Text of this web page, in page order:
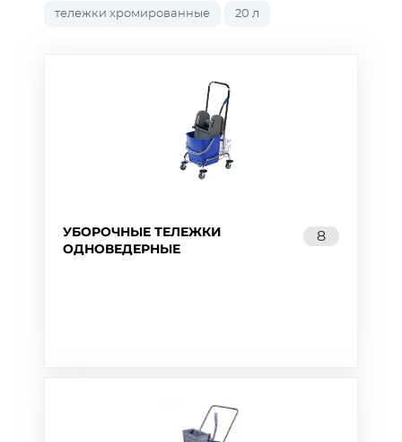
тележки хромированные 20 л
УБОРОЧНЫЕ ТЕЛЕЖКИ
ОДНОВЕДЕРНЫЕ
8